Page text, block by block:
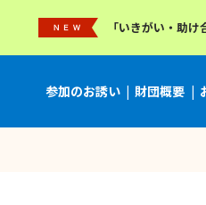
「いきがい・助
参加のお誘い 財団概要